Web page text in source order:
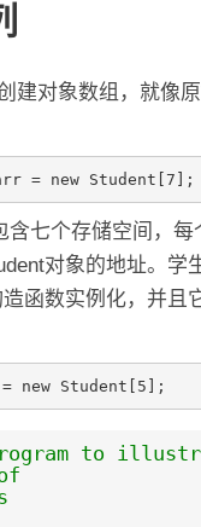
建对象数组，就像
= new
含七个存储空间，每
对象的地址。学
函数实例化，并且
new Student[5];
to